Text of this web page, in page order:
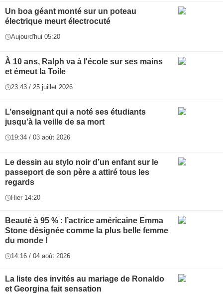
Un boa géant monté sur un poteau
électrique meurt électrocuté
Aujourd'hui 05:20
À 10 ans, Ralph va à l'école sur ses mains
et émeut la Toile
23:43 / 25 juillet 2026
L’enseignant qui a noté ses étudiants
jusqu’à la veille de sa mort
19:34 / 03 août 2026
Le dessin au stylo noir d’un enfant sur le
passeport de son père a attiré tous les
regards
Hier 14:20
Beauté à 95 % : l’actrice américaine Emma
Stone désignée comme la plus belle femme
du monde !
14:16 / 04 août 2026
La liste des invités au mariage de Ronaldo
et Georgina fait sensation